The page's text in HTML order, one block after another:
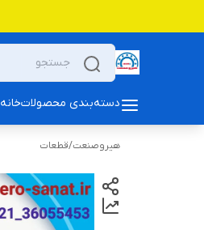
دسته‌بندی محصولاتخانه
هیروصنعت/قطعات